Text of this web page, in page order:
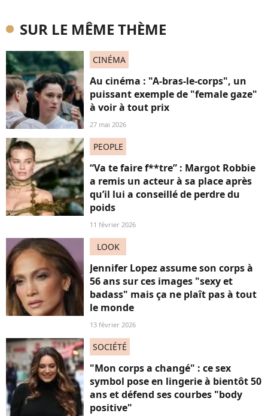
SUR LE MÊME THÈME
CINÉMA
Au cinéma : "A-bras-le-corps", un
puissant exemple de "female gaze"
à voir à tout prix
27 mai 2026
PEOPLE
“Va te faire f**tre” : Margot Robbie
a remis un acteur à sa place après
qu’il lui a conseillé de perdre du
poids
11 février 2026
LOOK
Jennifer Lopez assume son corps à
56 ans sur ces images "sexy et
badass" mais ça ne plaît pas à tout
le monde
13 février 2026
SOCIÉTÉ
"Mon corps a changé" : ce sex
symbol pose en lingerie à bientôt 50
ans et défend ses courbes "body
positive"